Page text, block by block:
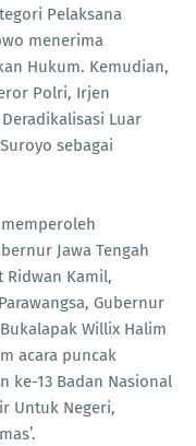
Pelaksana
menerima
Hukum. Kemudian,
Polri, Irjen
Luar
sebagai
Jawa Tengah
Ridwan Kamil,
Gubernur
Willix Halim
acara puncak
ke-13 Badan Nasional
Untuk Negeri,